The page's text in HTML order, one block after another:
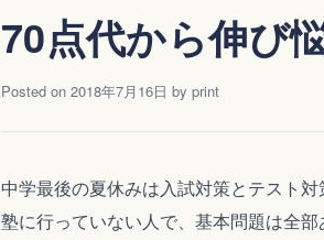
70点代から伸び
Posted on 2018年7月16日 by print
中学最後の夏休みは入試対策とテスト
塾に行っていない人で、基本問題は全